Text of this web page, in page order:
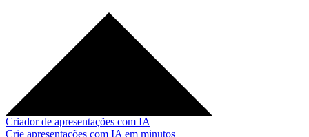
Criador de apresentações com IA
Crie apresentações com IA em minutos